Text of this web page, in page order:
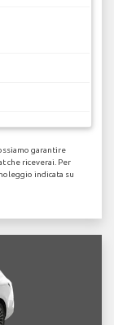
garantire
che riceverai. Per
indicata su